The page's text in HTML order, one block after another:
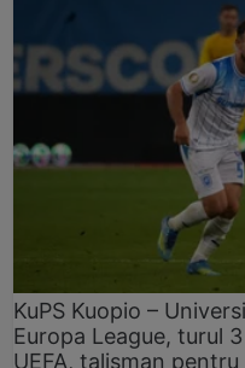
KuPS Kuopio –
Europa League, turul
UEFA, talisman